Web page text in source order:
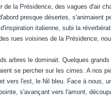
de la Présidence, des vagues d'air
presque désertes, s'animaient
italienne, subi la
rues voisines de la Présidence,
arbres le dominait. Quelques
se percher sur les cimes. A nos
vers l'est, le Nil bleu. Face à nous,
s'avançant vers l'amont,